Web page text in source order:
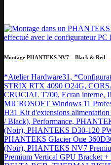
Montage PHANTEKS NV7 – Black & Red
*Atelier Hardware31,
STRIX RTX 4090 O24G,
CRUCIAL T700, Ecran interne,
MICROSOFT Windows 11
H31 Kit d'extensions
/ Black), Performance,
(Noir), PHANTEKS D30-120
PHANTEKS Glacier One
(Noir), PHANTEKS NV7
Premium Vertical GPU Bracket